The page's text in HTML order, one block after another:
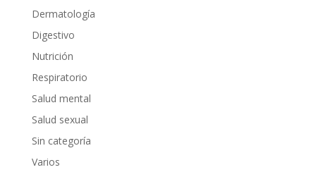
Dermatología
Digestivo
Nutrición
Respiratorio
Salud mental
Salud sexual
Sin categoría
Varios